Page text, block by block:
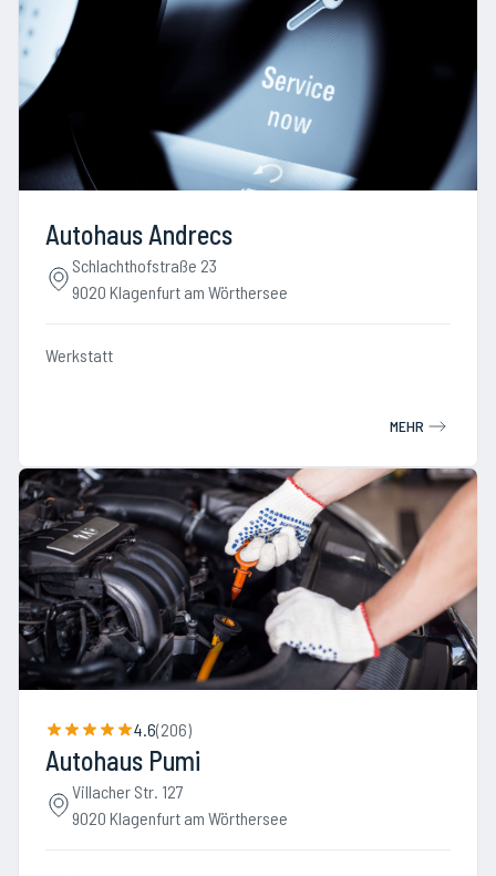
Autohaus Andrecs
Schlachthofstraße 23
9020 Klagenfurt am Wörthersee
Werkstatt
MEHR
4.6(206)
Autohaus Pumi
Villacher Str. 127
9020 Klagenfurt am Wörthersee